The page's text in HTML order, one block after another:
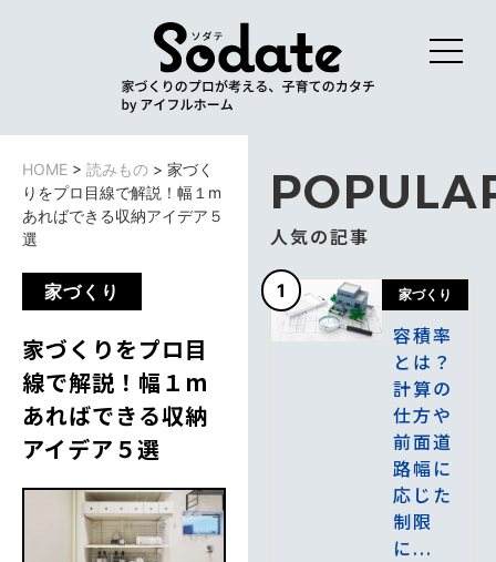
HOME > 読みもの > 家づく
りをプロ目線で解説！幅１m
あればできる収納アイデア５
選
家づくり
家づくりをプロ目
線で解説！幅１m
あればできる収納
アイデア５選
人気の記事
1 家づくり
容積率
とは？
計算の
仕方や
前面道
路幅に
応じた
制限
に...